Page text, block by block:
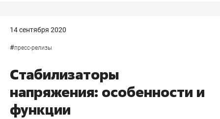
14 сентября 2020
#пресс-релизы
Стабилизаторы
напряжения: особенности и
функции